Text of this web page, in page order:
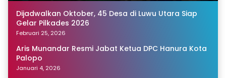
Dijadwalkan Oktober, 45 Desa di Luwu Utara Siap
Gelar Pilkades 2026
Februari 25, 2026
Aris Munandar Resmi Jabat Ketua DPC Hanura Kota
Palopo
Januari 4, 2026